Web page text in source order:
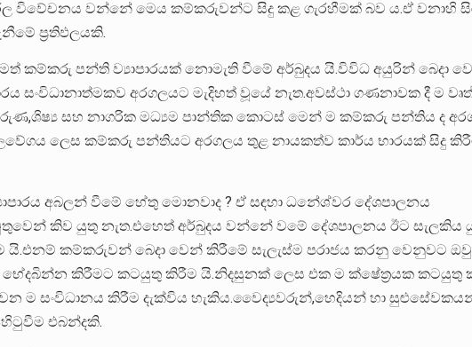
විවේචනය වන්නේ මෙය කම්කරුවන්ට සිදු කළ ගැරහීමක් බව ය.ඒ වනාහි
ප්‍රතිඵලයකි.
කම්කරු පන්ති ව්‍යාපාරයක් නොමැති වීමේ අර්බුදය යි.විවිධ අයුරින් බෙදා
සංවිධානාත්මකව අරගලයට මැදිහත් වූයේ නැත.අවස්ථා ගණනාවක දී ම
සහ නාගරික මධ්‍යම පාන්තික කොටස් මෙන් ම කම්කරු පන්තිය ද
ලෙස කම්කරු පන්තියට අරගලය තුළ නායකත්ව කාර්ය භාරයක් සිදු
අබලන් වීමේ හේතු මොනවාද ? ඒ සඳහා ධනේශ්වර දේශපාලනය
කිව යුතු නැත.එහෙත් අර්බුදය වන්නේ වමේ දේශපාලනය ඊට සැලකිය
යි.එනම් කම්කරුවන් බෙදා වෙන් කිරීමේ සැලැස්ම පරාජය කරනු වෙනුවට
කිරීමට කටයුතු කිරීම යි.නිදසුනක් ලෙස එක ම ක්ෂේත්‍රයක කටයුතු
ම සංවිධානය කිරීම දැක්විය හැකිය.වෛද්‍යවරුන්,හෙදියන් හා
එබන්දකි.